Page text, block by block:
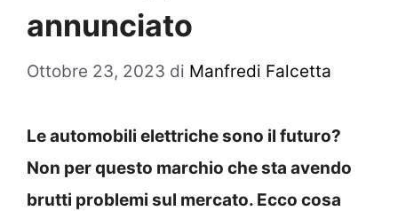
annunciato
Ottobre 23, 2023 di Manfredi Falcetta
Le automobili elettriche sono il futuro?
Non per questo marchio che sta avendo
brutti problemi sul mercato. Ecco cosa